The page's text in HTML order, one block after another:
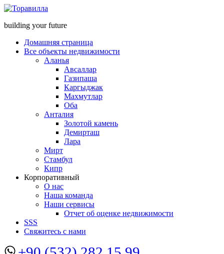
building your future
Домашняя страница
Все объекты недвижимости
Аланья
Авсаллар
Газипаша
Каргыджак
Махмутлар
Оба
Анталия
Золотой камень
Демирташ
Лара
Мирт
Стамбул
Кипр
Корпоративный
О нас
Наша команда
Наши сервисы
Отчет об оценке недвижимости
SSS
Свяжитесь с нами